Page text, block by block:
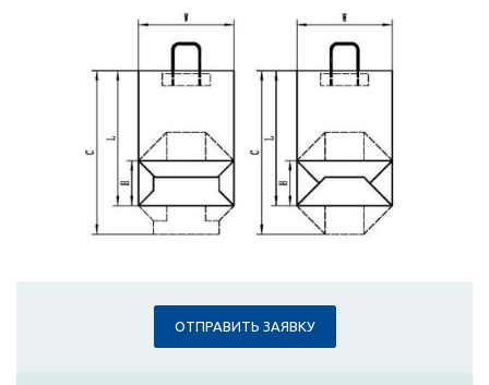
ОТПРАВИТЬ ЗАЯВКУ